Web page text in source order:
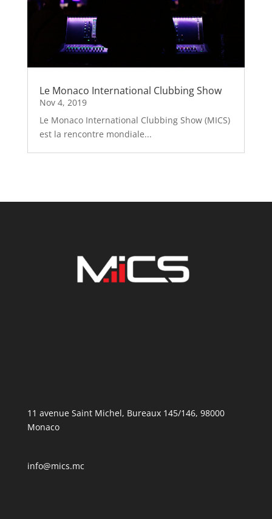
Le Monaco International Clubbing Show
Nov 4, 2019
Le Monaco International Clubbing Show (MICS)
est la rencontre mondiale...
11 avenue Saint Michel, Bureaux 145/146, 98000
Monaco
info@mics.mc